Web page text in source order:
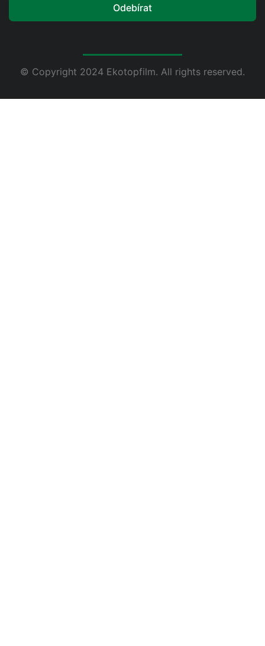
Odebírat
© Copyright 2024 Ekotopfilm. All rights reserved.